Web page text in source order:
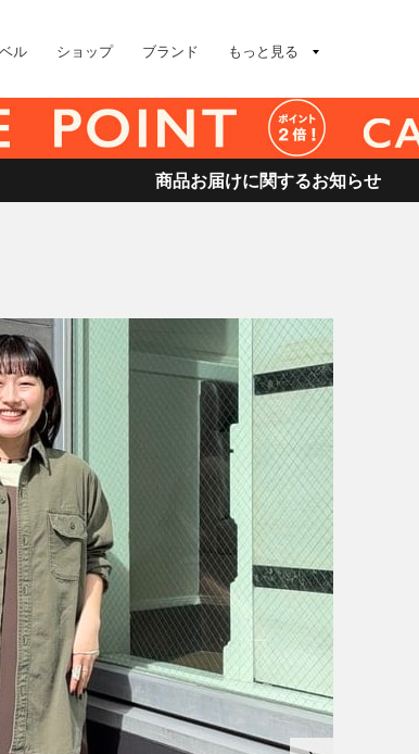
ル ショップ ブランド もっと見る
商品お届けに関するお知らせ